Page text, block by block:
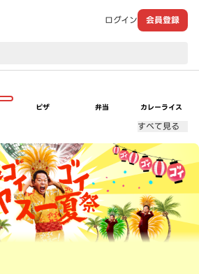
ログイン 会員登録
ピザ 弁当 カレーライス
すべて見る